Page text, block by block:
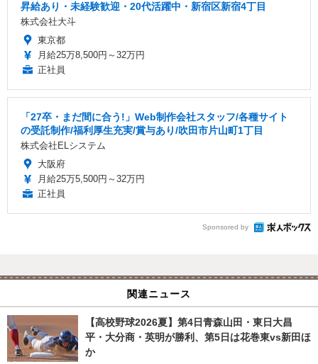
昇給あり・未経験歓迎・20代活躍中・新宿区新宿4丁目
株式会社大斗
東京都
月給25万8,500円～32万円
正社員
「27卒・まだ間に合う!」Web制作会社スタッフ/各種サイト
の受託制作/福利厚生充実/賞与あり/吹田市片山町1丁目
株式会社ELシステム
大阪府
月給25万5,500円～32万円
正社員
Sponsored by
関連ニュース
【高校野球2026夏】第4日青森山田・東日大昌
平・大分商・英明が勝利、第5日は花巻東vs新田ほ
か